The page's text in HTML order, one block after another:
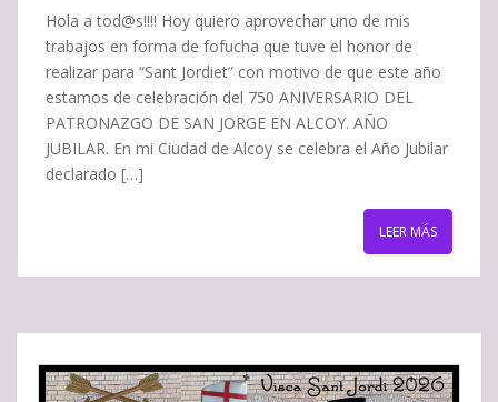
Hola a tod@s!!!! Hoy quiero aprovechar uno de mis
trabajos en forma de fofucha que tuve el honor de
realizar para “Sant Jordiet” con motivo de que este año
estamos de celebración del 750 ANIVERSARIO DEL
PATRONAZGO DE SAN JORGE EN ALCOY. AÑO
JUBILAR. En mi Ciudad de Alcoy se celebra el Año Jubilar
declarado […]
LEER MÁS